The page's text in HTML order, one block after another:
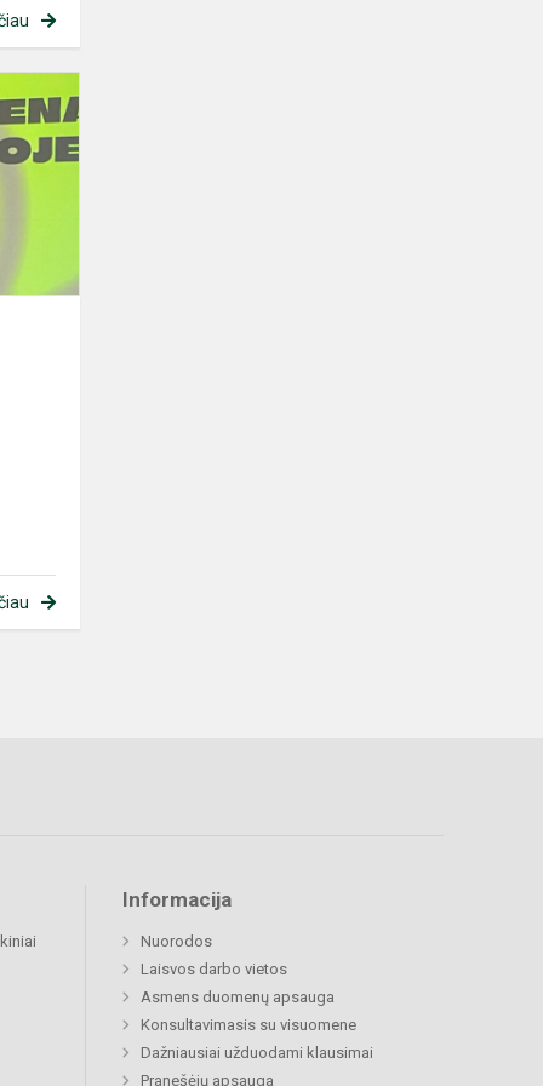
diena
Klaipėdos
bibliotekoje:
Informacija
Nuorodos
Laisvos darbo vietos
Asmens duomenų apsauga
Konsultavimasis su visuomene
Dažniausiai užduodami klausimai
Pranešėjų apsauga